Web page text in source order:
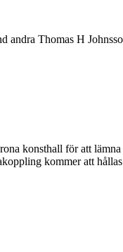
Thomas H
konsthall för att
kommer att